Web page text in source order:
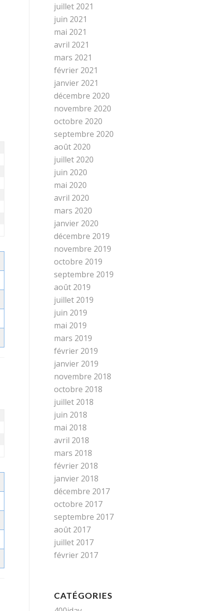
juillet 2021
juin 2021
mai 2021
avril 2021
mars 2021
février 2021
janvier 2021
décembre 2020
novembre 2020
octobre 2020
septembre 2020
août 2020
juillet 2020
juin 2020
mai 2020
avril 2020
mars 2020
janvier 2020
décembre 2019
novembre 2019
octobre 2019
septembre 2019
août 2019
juillet 2019
juin 2019
mai 2019
mars 2019
février 2019
janvier 2019
novembre 2018
octobre 2018
juillet 2018
juin 2018
mai 2018
avril 2018
mars 2018
février 2018
janvier 2018
décembre 2017
octobre 2017
septembre 2017
août 2017
juillet 2017
février 2017
CATÉGORIES